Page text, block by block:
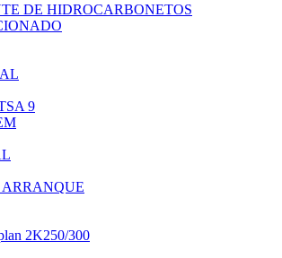
DE HIDROCARBONETOS
9
2K250/300